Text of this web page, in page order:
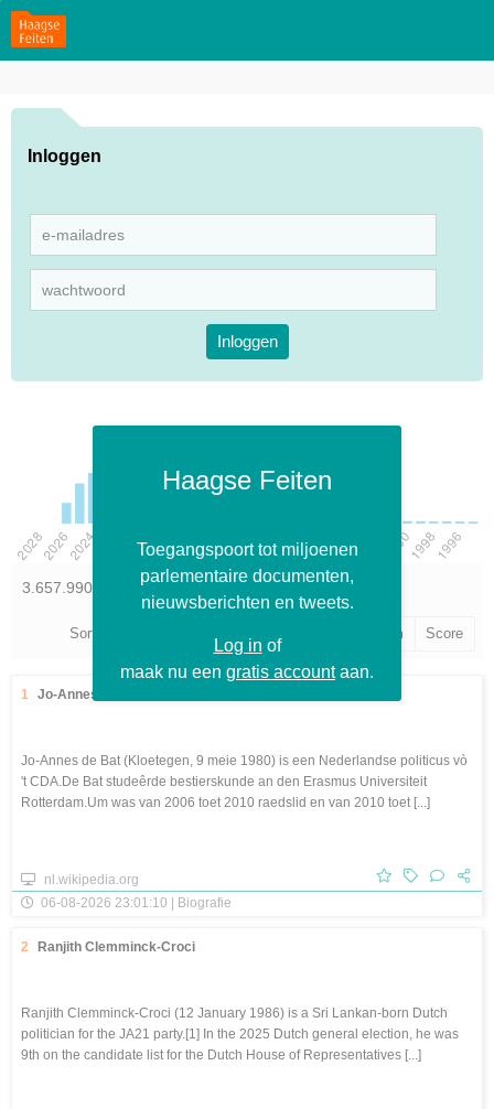
Haagse Feiten
Toegangspoort tot miljoenen
parlementaire documenten,
nieuwsberichten en tweets.
Log in of
maak nu een gratis accountaan.
Inloggen
Inloggen
3.657.990 items gevonden
Sorteer op: Gebeurtenisdatum Score
1 Jo-Annes de Bat
Jo-Annes de Bat (Kloetegen, 9 meie 1980) is een Nederlandse politicus vò
't CDA.De Bat studeêrde bestierskunde an den Erasmus Universiteit
Rotterdam.Um was van 2006 toet 2010 raedslid en van 2010 toet [...]
nl.wikipedia.org
06-08-2026 23:01:10 | Biografie
2 Ranjith Clemminck-Croci
Ranjith Clemminck-Croci (12 January 1986) is a Sri Lankan-born Dutch
politician for the JA21 party.[1] In the 2025 Dutch general election, he was
9th on the candidate list for the Dutch House of Representatives [...]